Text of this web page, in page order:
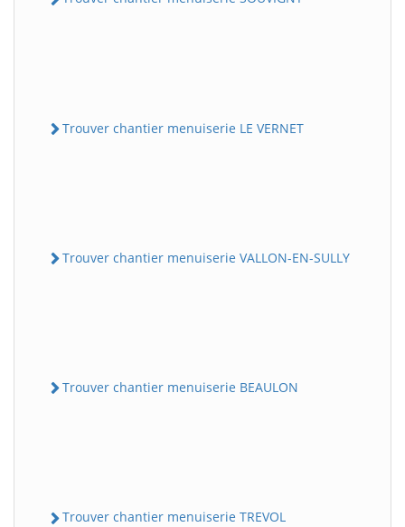
Trouver chantier menuiserie LE VERNET
Trouver chantier menuiserie VALLON-EN-SULLY
Trouver chantier menuiserie BEAULON
Trouver chantier menuiserie TREVOL